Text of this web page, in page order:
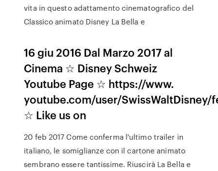
vita in questo adattamento cinematografico del
Classico animato Disney La Bella e
16 giu 2016 Dal Marzo 2017 al
Cinema ☆ Disney Schweiz
Youtube Page ☆ https://www.
youtube.com/user/SwissWaltDisney/
☆ Like us on
20 feb 2017 Come conferma l'ultimo trailer in
italiano, le somiglianze con il cartone animato
sembrano essere tantissime. Riuscirà La Bella e